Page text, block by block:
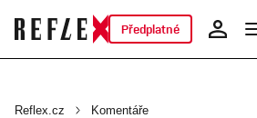
Předplatné
Reflex.cz Komentáře